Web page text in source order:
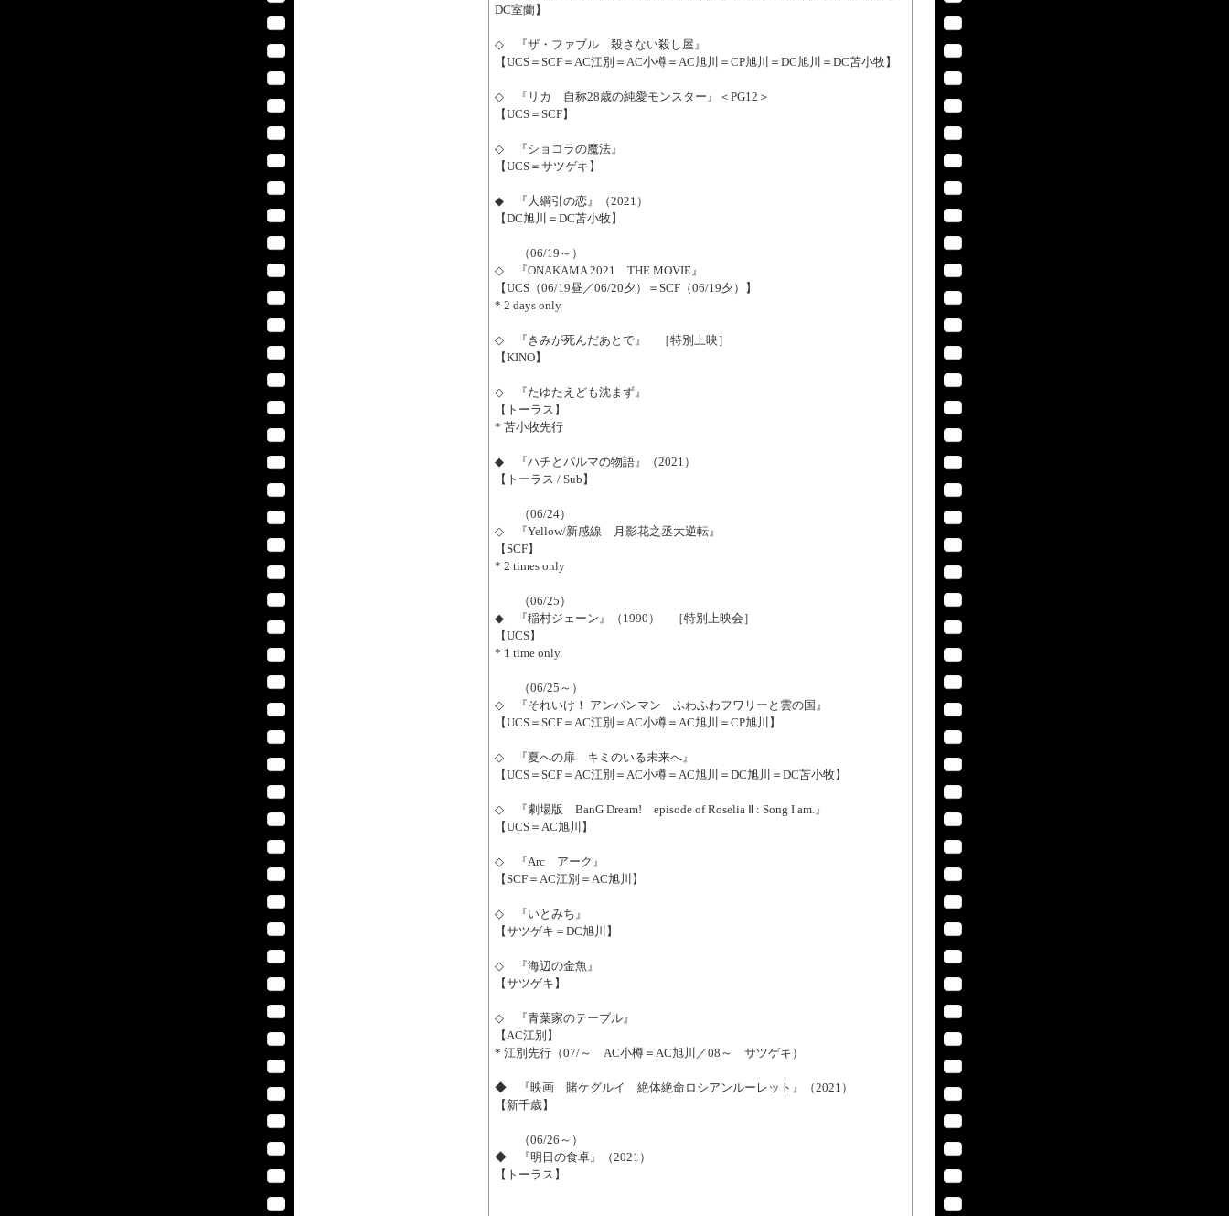
DC室蘭】
◇ 『ザ・ファブル 殺さない殺し屋』
【UCS＝SCF＝AC江別＝AC小樽＝AC旭川＝CP旭川＝DC旭川＝DC苫小牧】
◇ 『リカ 自称28歳の純愛モンスター』＜PG12＞
【UCS＝SCF】
◇ 『ショコラの魔法』
【UCS＝サツゲキ】
◆ 『大綱引の恋』（2021）
【DC旭川＝DC苫小牧】
（06/19～）
◇ 『ONAKAMA 2021 THE MOVIE』
【UCS（06/19昼／06/20夕）＝SCF（06/19夕）】
* 2 days only
◇ 『きみが死んだあとで』 ［特別上映］
【KINO】
◇ 『たゆたえども沈まず』
【トーラス】
* 苫小牧先行
◆ 『ハチとパルマの物語』（2021）
【トーラス / Sub】
（06/24）
◇ 『Yellow/新感線 月影花之丞大逆転』
【SCF】
* 2 times only
（06/25）
◆ 『稲村ジェーン』（1990） ［特別上映会］
【UCS】
* 1 time only
（06/25～）
◇ 『それいけ！ アンパンマン ふわふわフワリーと雲の国』
【UCS＝SCF＝AC江別＝AC小樽＝AC旭川＝CP旭川】
◇ 『夏への扉 キミのいる未来へ』
【UCS＝SCF＝AC江別＝AC小樽＝AC旭川＝DC旭川＝DC苫小牧】
◇ 『劇場版 BanG Dream! episode of Roselia Ⅱ : Song I am.』
【UCS＝AC旭川】
◇ 『Arc アーク』
【SCF＝AC江別＝AC旭川】
◇ 『いとみち』
【サツゲキ＝DC旭川】
◇ 『海辺の金魚』
【サツゲキ】
◇ 『青葉家のテーブル』
【AC江別】
* 江別先行（07/～ AC小樽＝AC旭川／08～ サツゲキ）
◆ 『映画 賭ケグルイ 絶体絶命ロシアンルーレット』（2021）
【新千歳】
（06/26～）
◆ 『明日の食卓』（2021）
【トーラス】